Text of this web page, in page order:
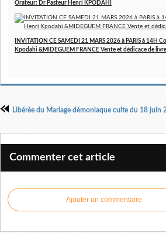
Orateur: Dr Pasteur Henri KPODAHI
INVITATION CE SAMEDI 21 MARS 2026 à PARIS à 14H
Kpodahi &MIDEGUEM FRANCE Vente et dédicace de
Commenter cet article
Ajouter un commentaire